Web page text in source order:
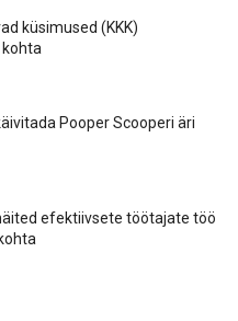
küsimused (KKK)
Pooper Scooperi äri
efektiivsete töötajate töö